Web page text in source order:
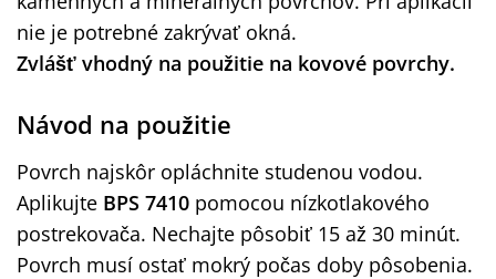
nie je potrebné zakrývať okná.
Zvlášť vhodný na použitie na kovové povrchy.
Návod na použitie
Povrch najskôr opláchnite studenou vodou.
Aplikujte BPS 7410 pomocou nízkotlakového
postrekovača. Nechajte pôsobiť 15 až 30 minút.
Povrch musí ostať mokrý počas doby pôsobenia.